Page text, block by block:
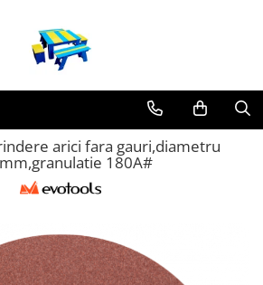
arici fara gauri,diametru
180A#